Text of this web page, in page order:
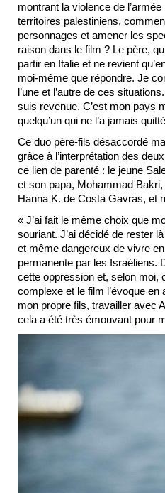
montrant la violence de
territoires palestiniens,
personnages et amener les
raison dans le film ? Le père,
partir en Italie et ne revient
moi-même que répondre. Je
l’une et l’autre de ces
suis revenue. C’est mon pays
quelqu’un qui ne l’a jamais
Ce duo père-fils désaccordé
grâce à l’interprétation des
ce lien de parenté : le jeune
et son papa, Mohammad
Hanna K. de Costa Gavras, et
« J’ai fait le même choix que
souriant. J’ai décidé de rester
et même dangereux de vivre
permanente par les Israéliens.
cette oppression et, selon moi,
complexe et le film l’évoque
mon propre fils, travailler avec
cela a été très émouvant pour